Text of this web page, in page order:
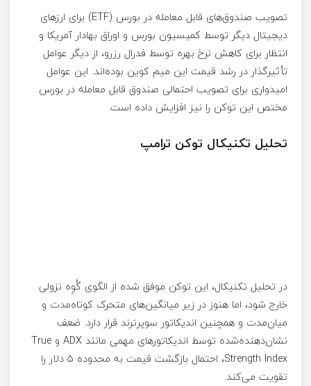
تصویب صندوق‌های قابل معامله در بورس (ETF) برای ارزهای
دیجیتال دیگر توسط کمیسیون بورس و اوراق بهادار آمریکا و
انتظار برای کاهش نرخ بهره توسط فدرال رزرو، از دیگر عوامل
تأثیرگذار در رشد قیمت این میم کوین بوده‌اند. این عوامل
امیدواری برای تصویب احتمالی صندوق قابل معامله در بورس
مختص این توکن را نیز افزایش داده است.
تحلیل تکنیکال توکن ترامپ
در تحلیل تکنیکال، این توکن موفق شده از الگوی گُوِه نزولی
خارج شود، اما هنوز در زیر میانگین‌های متحرک کوتاه‌مدت و
میان‌مدت و همچنین اندیکاتور سوپرترند قرار دارد. ضعف
نشان‌دهنده‌شده توسط اندیکاتورهای مهمی مانند ADX و True
Strength Index، احتمال بازگشت قیمت به محدوده ۵ دلار را
تقویت می‌کند.